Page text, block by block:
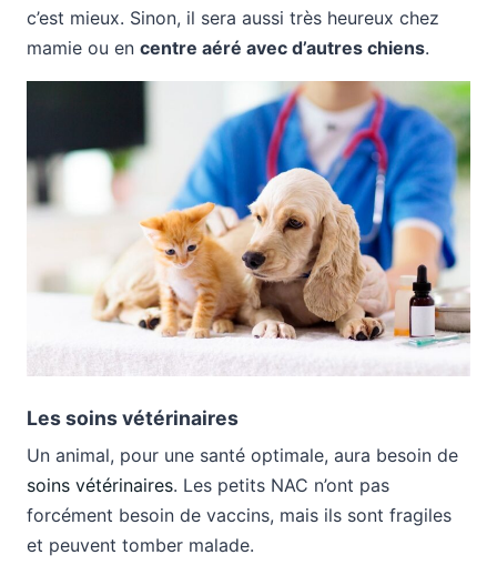
c’est mieux. Sinon, il sera aussi très heureux chez
mamie ou en centre aéré avec d’autres chiens.
Les soins vétérinaires
Un animal, pour une santé optimale, aura besoin de
soins vétérinaires. Les petits NAC n’ont pas
forcément besoin de vaccins, mais ils sont fragiles
et peuvent tomber malade.